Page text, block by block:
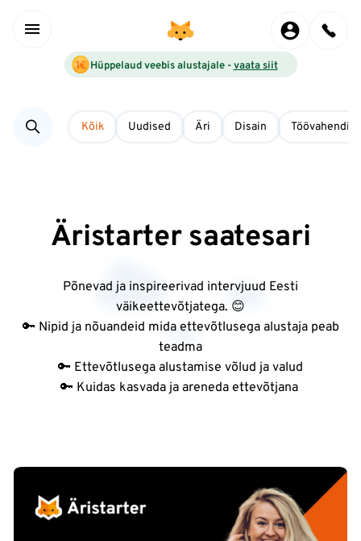
Hüppelaud veebis alustajale -vaata siit
Kõik Uudised Äri Disain Töövahendid
Äristarter saatesari
Põnevad ja inspireerivad intervjuud Eesti
väikeettevõtjatega. 😊
🔑 Nipid ja nõuandeid mida ettevõtlusega alustaja peab
teadma
🔑 Ettevõtlusega alustamise võlud ja valud
🔑 Kuidas kasvada ja areneda ettevõtjana